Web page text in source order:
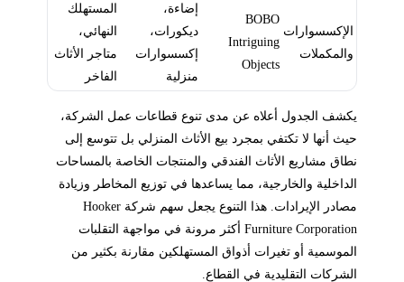
الإكسسوارات
والمكملات
BOBO
Intriguing
Objects
إضاءة،
ديكورات،
إكسسوارات
منزلية
المستهلك
النهائي،
متاجر الأثاث
الفاخر
يكشف الجدول أعلاه عن مدى تنوع قطاعات عمل الشركة،
حيث أنها لا تكتفي بمجرد بيع الأثاث المنزلي بل تتوسع إلى
نطاق مشاريع الأثاث الفندقي والمنتجات الخاصة بالمساحات
الداخلية والخارجية، مما يساعدها في توزيع المخاطر وزيادة
مصادر الإيرادات. هذا التنوع يجعل سهم شركة Hooker
Furniture Corporation أكثر مرونة في مواجهة التقلبات
الموسمية أو تغيرات أذواق المستهلكين مقارنة بكثير من
الشركات التقليدية في القطاع.